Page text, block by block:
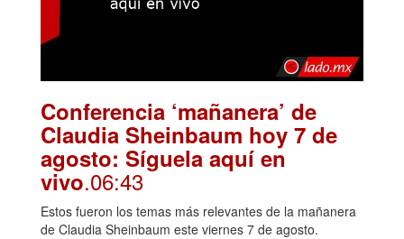
Conferencia ‘mañanera’ de
Claudia Sheinbaum hoy 7 de
agosto: Síguela aquí en
vivo.06:43
Estos fueron los temas más relevantes de la mañanera
de Claudia Sheinbaum este viernes 7 de agosto.